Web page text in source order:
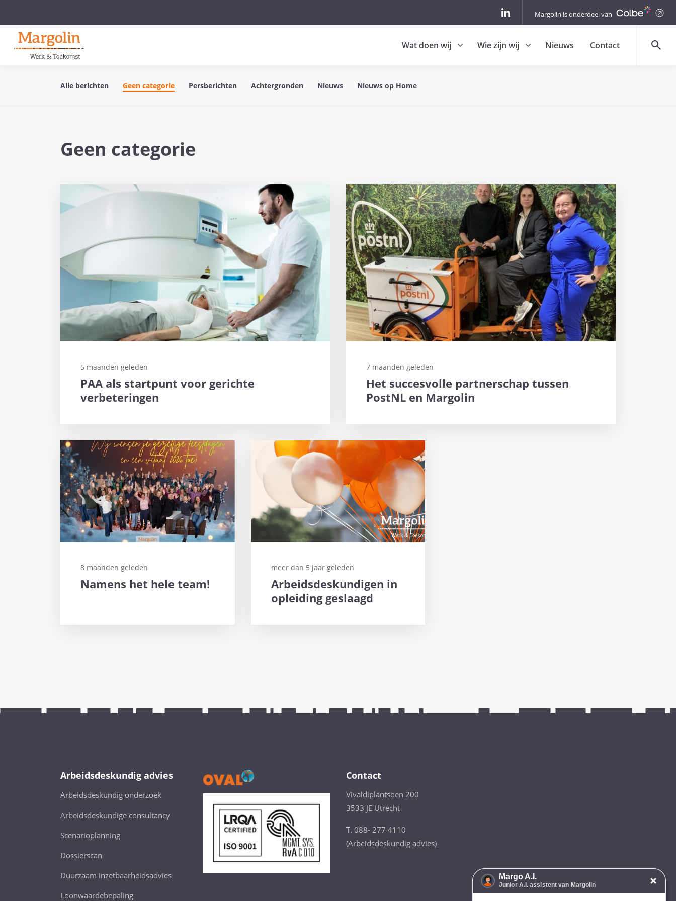
Margolin is onderdeel van
Wat doen wij Wie zijn wij Nieuws Contact
Alle berichten Geen categorie Persberichten Achtergronden Nieuws Nieuws op Home
Geen categorie
5 maanden geleden
PAA als startpunt voor gerichte
verbeteringen
7 maanden geleden
Het succesvolle partnerschap tussen
PostNL en Margolin
8 maanden geleden
Namens het hele team!
meer dan 5 jaar geleden
Arbeidsdeskundigen in
opleiding geslaagd
Arbeidsdeskundig advies
Arbeidsdeskundig onderzoek
Arbeidsdeskundige consultancy
Scenarioplanning
Dossierscan
Duurzaam inzetbaarheidsadvies
Loonwaardebepaling
Contact
Vivaldiplantsoen 200
3533 JE Utrecht
T. 088- 277 4110
(Arbeidsdeskundig advies)